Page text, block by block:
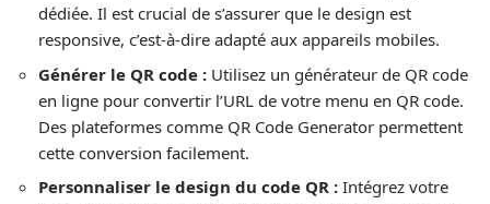
dédiée. Il est crucial de s’assurer que le design est
responsive, c’est-à-dire adapté aux appareils mobiles.
Générer le QR code : Utilisez un générateur de QR code
en ligne pour convertir l’URL de votre menu en QR code.
Des plateformes comme QR Code Generator permettent
cette conversion facilement.
Personnaliser le design du code QR : Intégrez votre